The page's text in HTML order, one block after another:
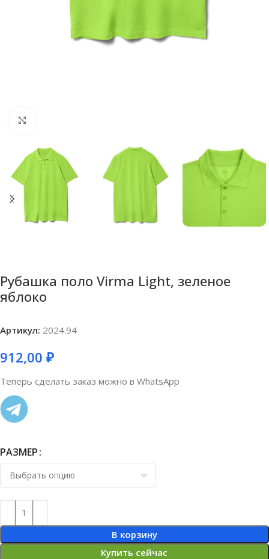
Рубашка поло Virma Light, зеленое
яблоко
Артикул: 2024.94
912,00 ₽
Теперь сделать заказ можно в WhatsApp
РАЗМЕР
В корзину
Купить сейчас